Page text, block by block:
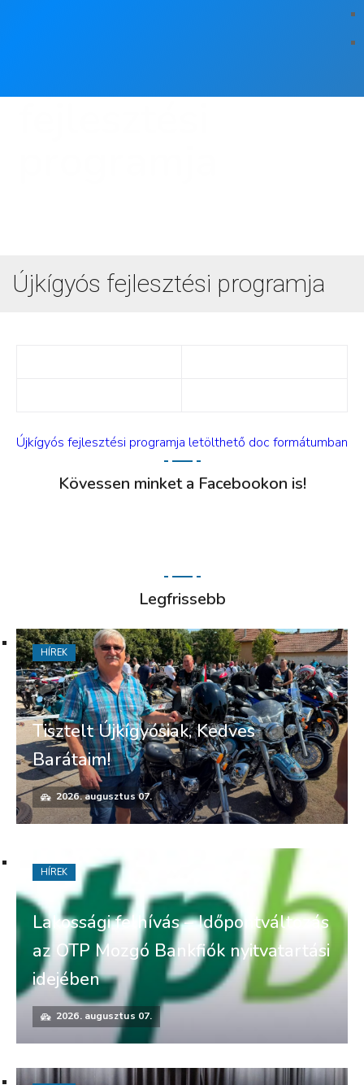
Újkígyós fejlesztési programja
Újkígyós fejlesztési programja letölthető doc formátumban
Kövessen minket a Facebookon is!
Legfrissebb
Tisztelt Újkígyósiak, Kedves
Barátaim!
2026. augusztus 07.
HÍREK
Lakossági felhívás – Időpontváltozás
az OTP Mozgó Bankfiók nyitvatartási
idejében
2026. augusztus 07.
HÍREK